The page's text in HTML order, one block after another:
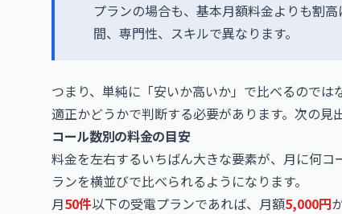
プランの場合も、基本月額料金よりも割
間、専門性、スキルで異なります。
つまり、単純に「安いか高いか」で比べるので
適正かどうかで判断する必要があります。次の見
コール数別の料金の目安
料金を左右するいちばん大きな要素が、月に何
ランを横並びで比べられるようになります。
月50件以下の受電プランであれば、月額5,000円